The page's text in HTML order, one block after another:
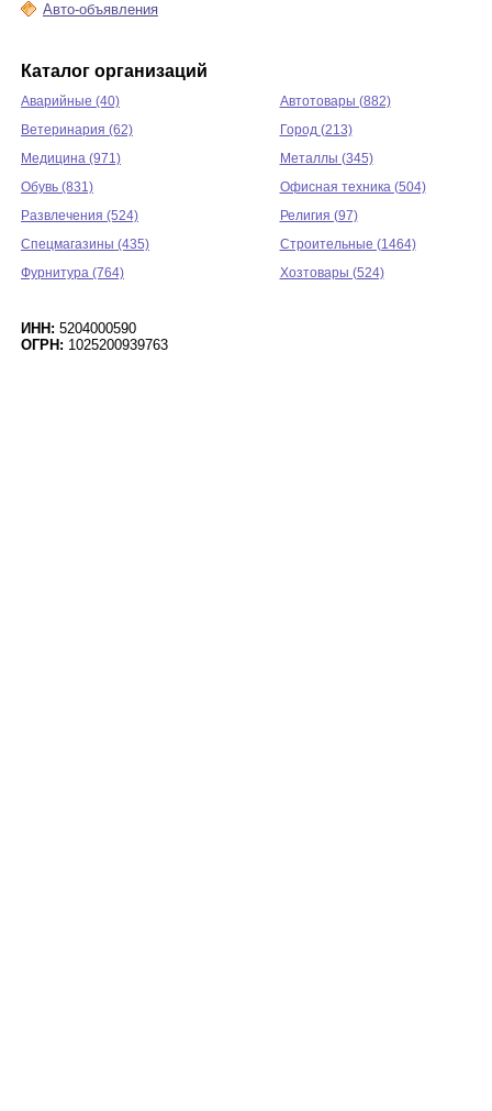
Авто-объявления
Каталог организаций
Аварийные (40)
Автотовары (882)
Ветеринария (62)
Город (213)
Медицина (971)
Металлы (345)
Обувь (831)
Офисная техника (504)
Развлечения (524)
Религия (97)
Спецмагазины (435)
Строительные (1464)
Фурнитура (764)
Хозтовары (524)
ИНН: 5204000590
ОГРН: 1025200939763